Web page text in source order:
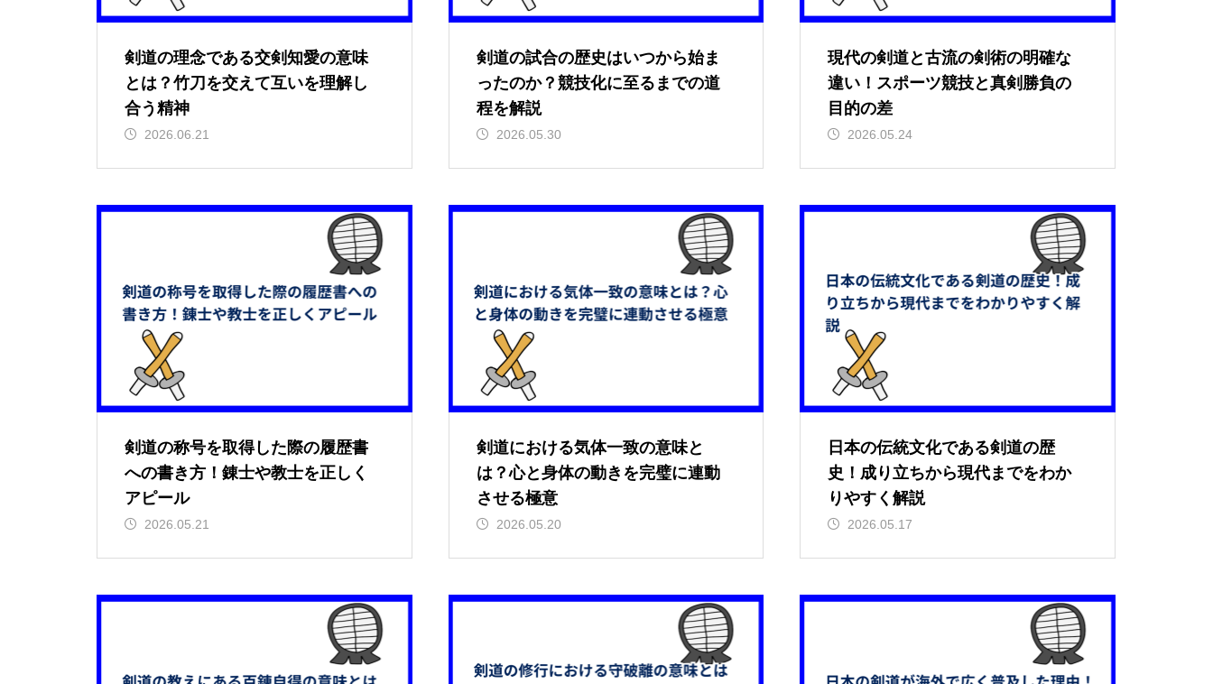
剣道の理念である交剣知愛の意味
とは？竹刀を交えて互いを理解し
合う精神
2026.06.21
剣道の試合の歴史はいつから始ま
ったのか？競技化に至るまでの道
程を解説
2026.05.30
現代の剣道と古流の剣術の明確な
違い！スポーツ競技と真剣勝負の
目的の差
2026.05.24
剣道の称号を取得した際の履歴書
への書き方！錬士や教士を正しく
アピール
2026.05.21
剣道における気体一致の意味と
は？心と身体の動きを完璧に連動
させる極意
2026.05.20
日本の伝統文化である剣道の歴
史！成り立ちから現代までをわか
りやすく解説
2026.05.17